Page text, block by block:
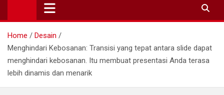
Home
Desain
Menghindari Kebosanan: Transisi yang tepat antara slide dapat
menghindari kebosanan. Itu membuat presentasi Anda terasa
lebih dinamis dan menarik